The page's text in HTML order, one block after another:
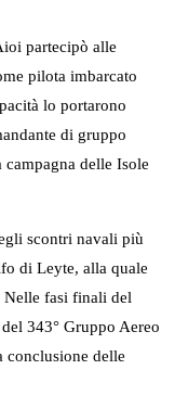
partecipò alle
pilota imbarcato
lo portarono
di gruppo
delle Isole
scontri navali più
di Leyte, alla quale
Nelle fasi finali del
343° Gruppo Aereo
conclusione delle